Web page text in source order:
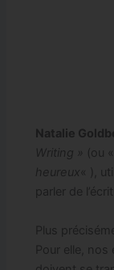
Natalie
Writing » (ou «
heureux « ),
parler de
Plus
Pour elle,